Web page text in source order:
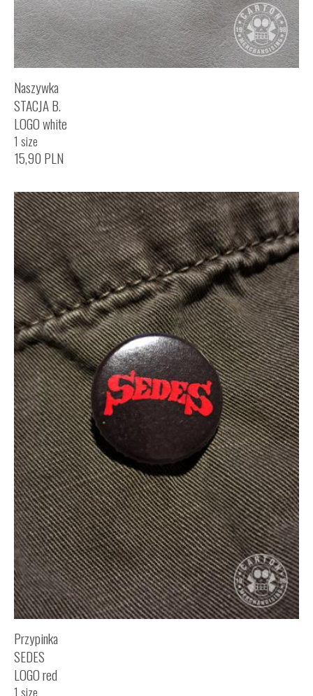
Naszywka
STACJA B.
LOGO white
1 size
15,90 PLN
Przypinka
SEDES
LOGO red
1 size